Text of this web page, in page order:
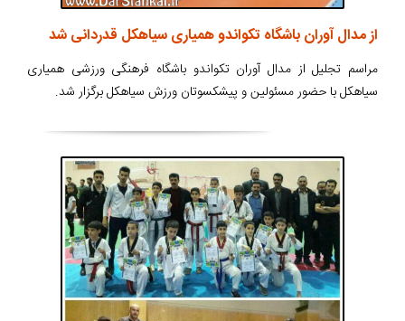
از مدال آوران باشگاه تکواندو همیاری سیاهکل قدردانی شد
مراسم تجلیل از مدال آوران تکواندو باشگاه فرهنگی ورزشی همیاری
سیاهکل با حضور مسئولین و پیشکسوتان ورزش سیاهکل برگزار شد.